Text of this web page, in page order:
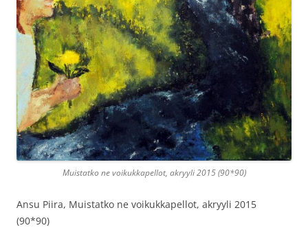
Muistatko ne voikukkapellot, akryyli 2015 (90*90)
Ansu Piira, Muistatko ne voikukkapellot, akryyli 2015
(90*90)